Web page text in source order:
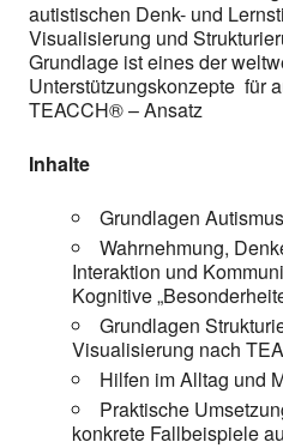
autistischen Denk- und
Visualisierung und
Grundlage ist eines der
Unterstützungskonzepte für
TEACCH® – Ansatz
Inhalte
Grundlagen
Wahrnehmung,
Interaktion und
Kognitive
Grundlagen
Visualisierung nach
Hilfen im Alltag und
Praktische
konkrete Fallbeispiele